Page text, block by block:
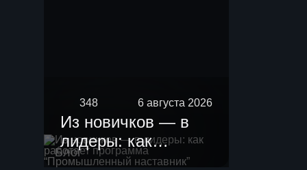
Блог
348 6 августа 2026
Из новичков — в
лидеры: как
работает